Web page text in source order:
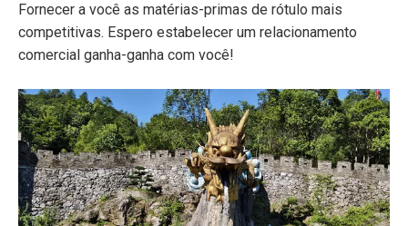
Fornecer a você as matérias-primas de rótulo mais
competitivas. Espero estabelecer um relacionamento
comercial ganha-ganha com você!